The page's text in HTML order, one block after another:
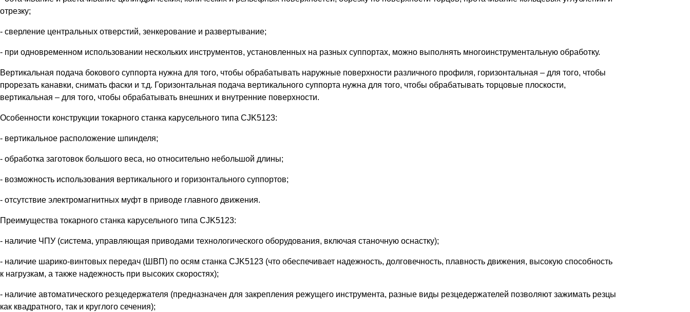
отрезку;
- сверление центральных отверстий, зенкерование и развертывание;
- при одновременном использовании нескольких инструментов, установленных на разных суппортах, можно выполнять многоинструментальную обработку.
Вертикальная подача бокового суппорта нужна для того, чтобы обрабатывать наружные поверхности различного профиля, горизонтальная – для того, чтобы
прорезать канавки, снимать фаски и т.д. Горизонтальная подача вертикального суппорта нужна для того, чтобы обрабатывать торцовые плоскости,
вертикальная – для того, чтобы обрабатывать внешних и внутренние поверхности.
Особенности конструкции токарного станка карусельного типа CJK5123:
- вертикальное расположение шпинделя;
- обработка заготовок большого веса, но относительно небольшой длины;
- возможность использования вертикального и горизонтального суппортов;
- отсутствие электромагнитных муфт в приводе главного движения.
Преимущества токарного станка карусельного типа CJK5123:
- наличие ЧПУ (система, управляющая приводами технологического оборудования, включая станочную оснастку);
- наличие шарико-винтовых передач (ШВП) по осям станка CJK5123 (что обеспечивает надежность, долговечность, плавность движения, высокую способность
к нагрузкам, а также надежность при высоких скоростях);
- наличие автоматического резцедержателя (предназначен для закрепления режущего инструмента, разные виды резцедержателей позволяют зажимать резцы
как квадратного, так и круглого сечения);